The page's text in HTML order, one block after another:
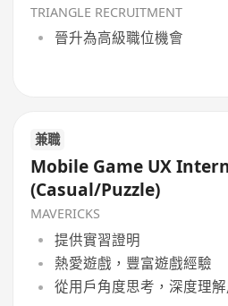
TRIANGLE RECRUITMENT
晉升為高級職位機會
兼職
Mobile Game UX
(Casual/Puzzle)
MAVERICKS
提供實習證明
熱愛遊戲，豐富遊戲經驗
從用戶角度思考，深度理